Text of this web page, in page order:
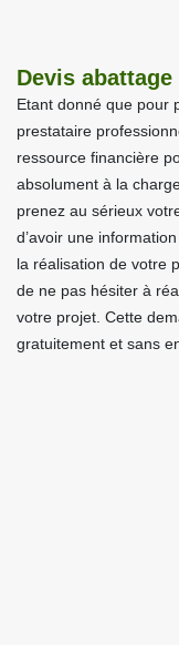
Devis abattage
Etant donné que pour
prestataire
ressource financière
absolument à la
prenez au sérieux
d’avoir une
la réalisation de votre
de ne pas hésiter à
votre projet. Cette
gratuitement et sans